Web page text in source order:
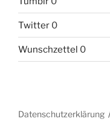
Twitter 0
Wunschzettel 0
Datenschutzerklärung